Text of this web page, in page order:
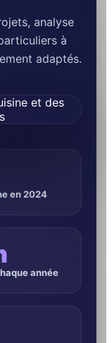
analyse
à
adaptés.
en 2024
année